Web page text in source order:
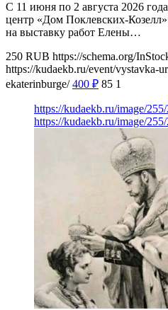
С 11 июня по 2 августа 2026
центр «Дом Поклевских-
на выставку работ Елены…
250 RUB https://schema.org/
https://kudaekb.ru/event/vystavka-
ekaterinburge/ 400 ₽ 85 1
https://kudaekb.ru/image/
https://kudaekb.ru/image/